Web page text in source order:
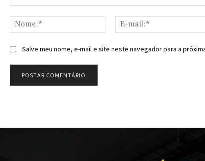
Nome:*
Salve meu nome, e-mail e site neste navegador para a